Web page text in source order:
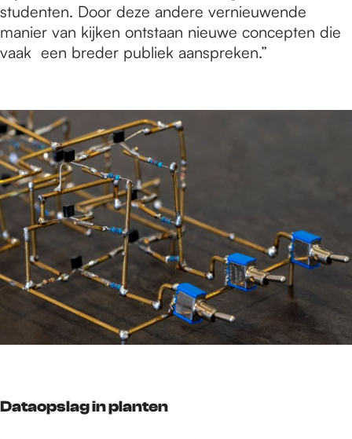
studenten. Door deze andere vernieuwende
manier van kijken ontstaan nieuwe concepten die
vaak een breder publiek aanspreken.”
Dataopslag in planten